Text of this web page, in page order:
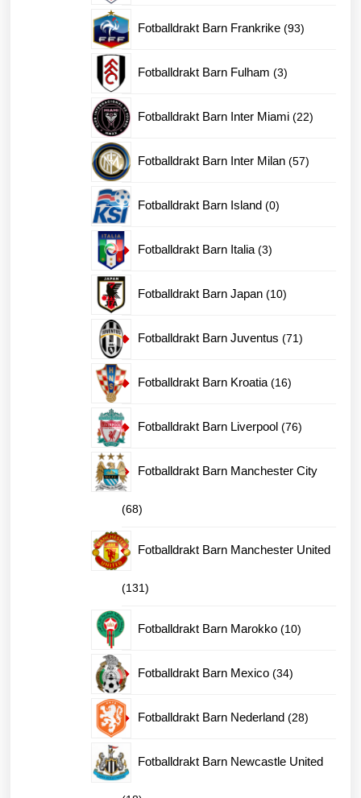
Fotballdrakt Barn Frankrike 9393
Fotballdrakt Barn Fulham 33
Fotballdrakt Barn Inter Miami 2222
Fotballdrakt Barn Inter Milan 5757
Fotballdrakt Barn Island 00
Fotballdrakt Barn Italia 33
Fotballdrakt Barn Japan 1010
Fotballdrakt Barn Juventus 7171
Fotballdrakt Barn Kroatia 1616
Fotballdrakt Barn Liverpool 7676
Fotballdrakt Barn Manchester City
6868
produkter
Fotballdrakt Barn Manchester United
131131
produkter
Fotballdrakt Barn Marokko 1010
Fotballdrakt Barn Mexico 3434
Fotballdrakt Barn Nederland 2828
Fotballdrakt Barn Newcastle United